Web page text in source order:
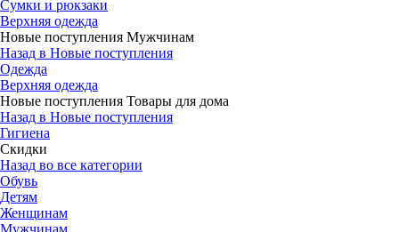
Сумки и рюкзаки
Верхняя одежда
Новые поступления Мужчинам
Назад в Новые поступления
Одежда
Верхняя одежда
Новые поступления Товары для дома
Назад в Новые поступления
Гигиена
Скидки
Назад во все категории
Обувь
Детям
Женщинам
Мужчинам